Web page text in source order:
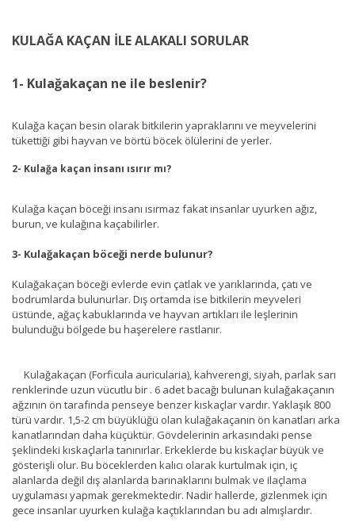
KULAĞA KAÇAN İLE ALAKALI SORULAR
1- Kulağakaçan ne ile beslenir?
Kulağa kaçan besin olarak bitkilerin yapraklarını ve meyvelerini
tükettiği gibi hayvan ve börtü böcek ölülerini de yerler.
2- Kulağa kaçan insanı ısırır mı?
Kulağa kaçan böceği insanı ısırmaz fakat insanlar uyurken ağız,
burun, ve kulağına kaçabilirler.
3- Kulağakaçan böceği nerde bulunur?
Kulağakaçan böceği evlerde evin çatlak ve yarıklarında, çatı ve
bodrumlarda bulunurlar. Dış ortamda ise bitkilerin meyveleri
üstünde, ağaç kabuklarında ve hayvan artıkları ile leşlerinin
bulunduğu bölgede bu haşerelere rastlanır.
Kulağakaçan (Forficula auricularia), kahverengi, siyah, parlak sarı
renklerinde uzun vücutlu bir . 6 adet bacağı bulunan kulağakaçanın
ağzının ön tarafında penseye benzer kıskaçlar vardır. Yaklaşık 800
türü vardır. 1,5-2 cm büyüklüğü olan kulağakaçanın ön kanatları arka
kanatlarından daha küçüktür. Gövdelerinin arkasındaki pense
şeklindeki kıskaçlarla tanınırlar. Erkeklerde bu kıskaçlar büyük ve
gösterişli olur. Bu böceklerden kalıcı olarak kurtulmak için, iç
alanlarda değil dış alanlarda barınaklarını bulmak ve ilaçlama
uygulaması yapmak gerekmektedir. Nadir hallerde, gizlenmek için
gece insanlar uyurken kulağa kaçtıklarından bu adı almışlardır.